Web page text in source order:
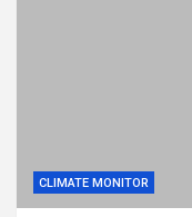
CLIMATE MONITOR